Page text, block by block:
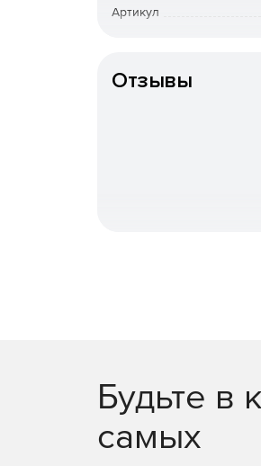
Артикул
Отзывы
Будьте в
самых